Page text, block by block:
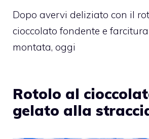
Dopo avervi deliziato con il
cioccolato fondente e
montata, oggi
Rotolo al
gelato alla